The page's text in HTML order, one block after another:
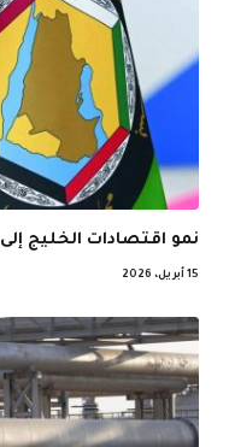
نمو اقتصادات الخليج إلى 595 مليار دولار في ربع 2025 الثالث
15 أبريل، 2026